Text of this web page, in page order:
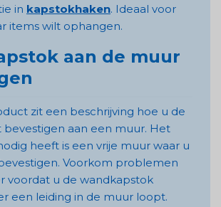
in kapstokhaken. Ideaal voor
items wilt ophangen.
aan de muur
zit een beschrijving hoe u de
bevestigen aan een muur. Het
heeft is een vrije muur waar u
Voorkom problemen
voordat u de wandkapstok
een leiding in de muur loopt.